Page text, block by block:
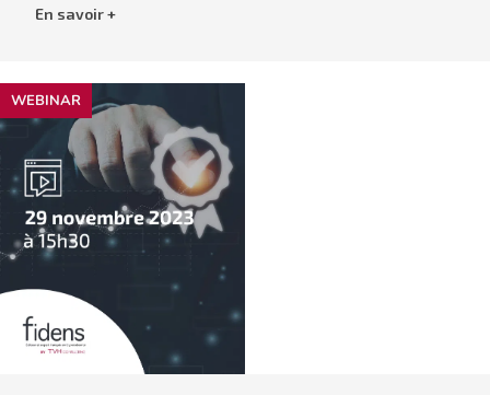
En savoir +
WEBINAR